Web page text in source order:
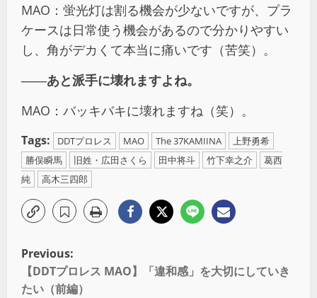
MAO：蛍光灯は割る機会が少ないですが、プラ
ケースは日常使う機会があるので分かりやすい
し、角がデカくて本当に痛いです（苦笑）。
――あと派手に壊れますよね。
MAO：バッキバキに壊れますね（笑）。
Tags: DDTプロレス MAO The 37KAMIINA
上野勇希
勝俣瞬馬
旧姓・広田さくら 田中将斗 竹下幸之介
葛西
純
高木三四郎
Previous:
【DDTプロレス MAO】「違和感」を大切にしていき
たい（前編）